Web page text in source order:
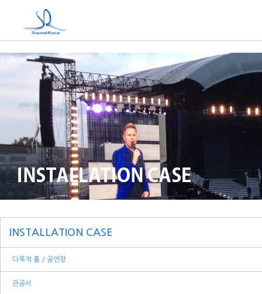
INSTALLATION CASE
다목적 홀 / 공연장
관공서